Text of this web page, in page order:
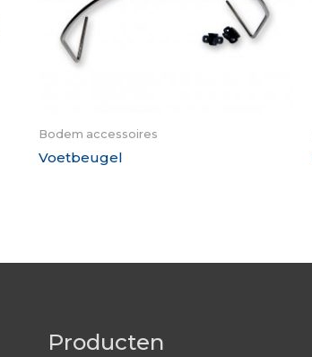
Bodem accessoires
Voetbeugel
Producten